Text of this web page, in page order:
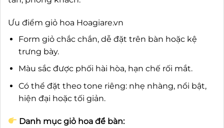
Ưu điểm giỏ hoa Hoagiare.vn
Form giỏ chắc chắn, dễ đặt trên bàn hoặc kệ
trưng bày.
Màu sắc được phối hài hòa, hạn chế rối mắt.
Có thể đặt theo tone riêng: nhẹ nhàng, nổi bật,
hiện đại hoặc tối giản.
Danh mục giỏ hoa để bàn: